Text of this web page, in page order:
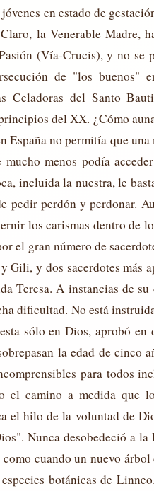
en estado de
la Venerable Madre,
(Vía-Crucis), y no se
de "los
Celadoras del Santo
del XX. ¿Cómo
no permitía que
menos podía
incluida la nuestra, le
perdón y perdonar.
los carismas dentro de
el gran número de
Gili, y dos sacerdotes más
Teresa. A instancias de
dificultad. No está
sólo en Dios, aprobó en
la edad de cinco
para todos
camino a medida que
el hilo de la voluntad de
Nunca desobedeció a
cuando un nuevo
botánicas de